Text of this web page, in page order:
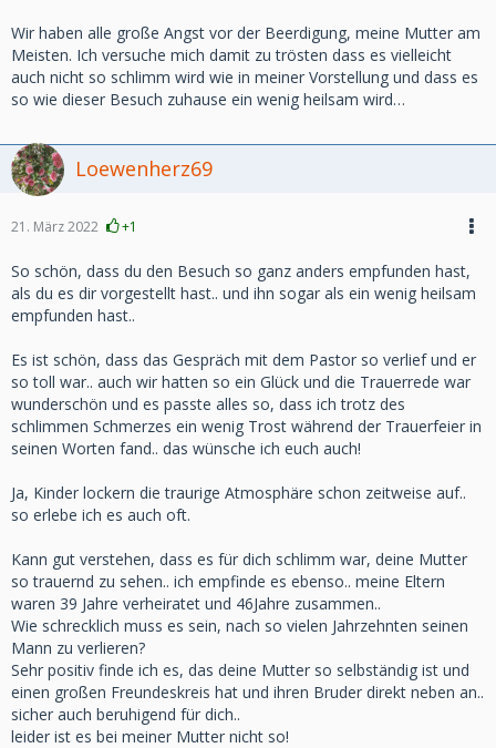
Wir haben alle große Angst vor der Beerdigung, meine Mutter am
Meisten. Ich versuche mich damit zu trösten dass es vielleicht
auch nicht so schlimm wird wie in meiner Vorstellung und dass es
so wie dieser Besuch zuhause ein wenig heilsam wird…
Loewenherz69
21. März 2022 +1
So schön, dass du den Besuch so ganz anders empfunden hast,
als du es dir vorgestellt hast.. und ihn sogar als ein wenig heilsam
empfunden hast..
Es ist schön, dass das Gespräch mit dem Pastor so verlief und er
so toll war.. auch wir hatten so ein Glück und die Trauerrede war
wunderschön und es passte alles so, dass ich trotz des
schlimmen Schmerzes ein wenig Trost während der Trauerfeier in
seinen Worten fand.. das wünsche ich euch auch!
Ja, Kinder lockern die traurige Atmosphäre schon zeitweise auf..
so erlebe ich es auch oft.
Kann gut verstehen, dass es für dich schlimm war, deine Mutter
so trauernd zu sehen.. ich empfinde es ebenso.. meine Eltern
waren 39 Jahre verheiratet und 46Jahre zusammen..
Wie schrecklich muss es sein, nach so vielen Jahrzehnten seinen
Mann zu verlieren?
Sehr positiv finde ich es, das deine Mutter so selbständig ist und
einen großen Freundeskreis hat und ihren Bruder direkt neben an..
sicher auch beruhigend für dich..
leider ist es bei meiner Mutter nicht so!